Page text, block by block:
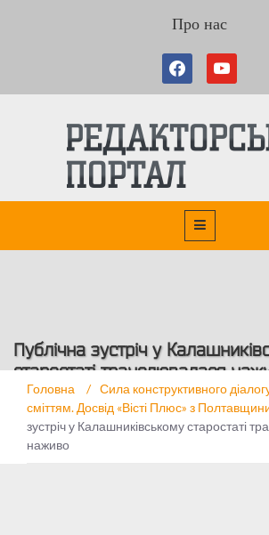
Про нас
Публічна зустріч у
старостаті транслювалася
Головна / Сила конструктивного
сміттям. Досвід «Вісті Плюс» з
зустріч у Калашниківському старостаті
наживо